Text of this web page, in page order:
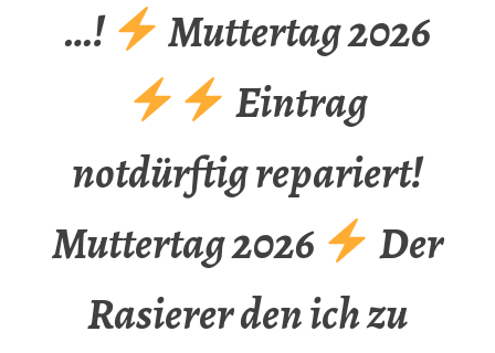
…!
Muttertag 2026
Eintrag
notdürftig repariert!
Muttertag 2026
Der
Rasierer den ich zu